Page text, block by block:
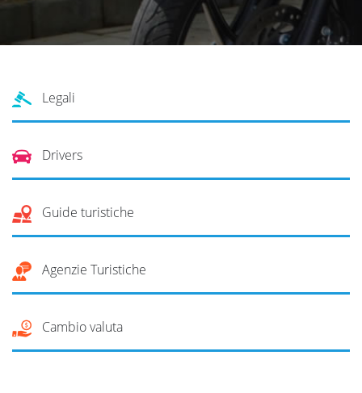
Legali
Drivers
Guide turistiche
Agenzie Turistiche
Cambio valuta